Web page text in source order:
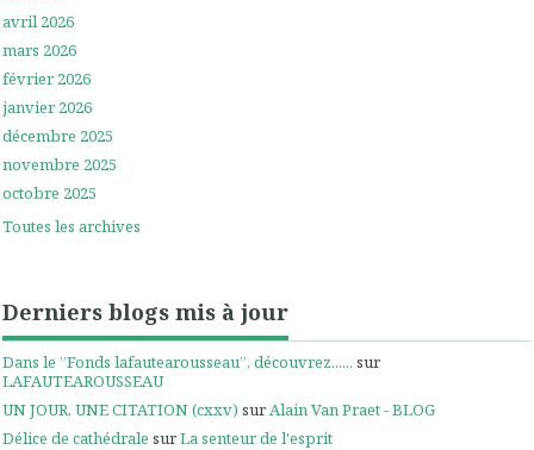
avril 2026
mars 2026
février 2026
janvier 2026
décembre 2025
novembre 2025
octobre 2025
Toutes les archives
Derniers blogs mis à jour
Dans le ”Fonds lafautearousseau”, découvrez...... sur
LAFAUTEAROUSSEAU
UN JOUR, UNE CITATION (cxxv) surAlain Van Praet - BLOG
Délice de cathédrale surLa senteur de l'esprit